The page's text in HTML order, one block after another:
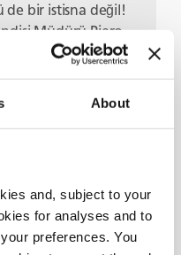
About
and, subject to your
for analyses and to
preferences. You
de bir istisna değil!
Müdürü Piero
ve Teknoloji
ölçeklendirme
için tarım
ilerlemeleri